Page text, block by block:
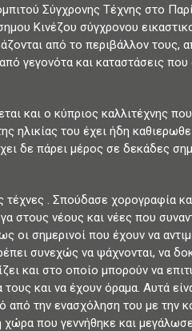
Σύγχρονης Τέχνης στο
Κινέζου σύγχρονου
από το περιβάλλον τους,
γεγονότα και καταστάσεις
και ο κύπριος καλλιτέχνης
του έχει ήδη
δε πάρει μέρος σε δεκάδες
. Σπούδασε χορογραφία
στους νέους και νέες που
οι σημερινοί που έχουν να
συνεχώς να ψάχνονται, να
και στο οποίο μπορούν να
και να έχουν όραμα. Αυτά
την ενασχόληση του με την
που γεννήθηκε και